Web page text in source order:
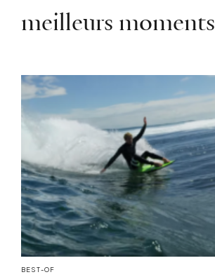
meilleurs moments
BEST-OF